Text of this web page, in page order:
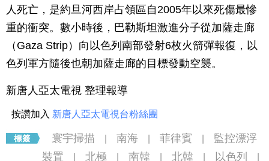
人死亡，是約旦河西岸占領區自2005年以來死傷最慘
重的衝突。數小時後，巴勒斯坦激進分子從加薩走廊
（Gaza Strip）向以色列南部發射6枚火箭彈報復，以
色列軍方隨後也朝加薩走廊的目標發動空襲。
新唐人亞太電視 整理報導
按讚加入 新唐人亞太電視台粉絲團
寰宇掃描 南海 菲律賓
監控漂浮
裝置
北極 南韓 北韓 以色列